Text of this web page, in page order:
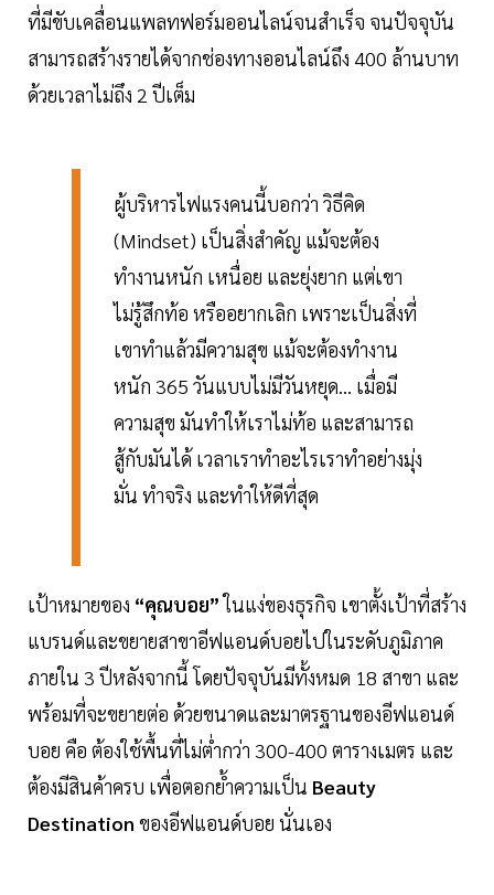
ที่มีขับเคลื่อนแพลทฟอร์มออนไลน์จนสำเร็จ จนปัจจุบัน
สามารถสร้างรายได้จากช่องทางออนไลน์ถึง 400 ล้านบาท
ด้วยเวลาไม่ถึง 2 ปีเต็ม
ผู้บริหารไฟแรงคนนี้บอกว่า วิธีคิด
(Mindset) เป็นสิ่งสำคัญ แม้จะต้อง
ทำงานหนัก เหนื่อย และยุ่งยาก แต่เขา
ไม่รู้สึกท้อ หรืออยากเลิก เพราะเป็นสิ่งที่
เขาทำแล้วมีความสุข แม้จะต้องทำงาน
หนัก 365 วันแบบไม่มีวันหยุด... เมื่อมี
ความสุข มันทำให้เราไม่ท้อ และสามารถ
สู้กับมันได้ เวลาเราทำอะไรเราทำอย่างมุ่ง
มั่น ทำจริง และทำให้ดีที่สุด
เป้าหมายของ “คุณบอย”ในแง่ของธุรกิจ เขาตั้งเป้าที่สร้าง
แบรนด์และขยายสาขาอีฟแอนด์บอยไปในระดับภูมิภาค
ภายใน 3 ปีหลังจากนี้ โดยปัจจุบันมีทั้งหมด 18 สาขา และ
พร้อมที่จะขยายต่อ ด้วยขนาดและมาตรฐานของอีฟแอนด์
บอย คือ ต้องใช้พื้นที่ไม่ต่ำกว่า 300-400 ตารางเมตร และ
ต้องมีสินค้าครบ เพื่อตอกย้ำความเป็น Beauty
Destination ของอีฟแอนด์บอย นั่นเอง